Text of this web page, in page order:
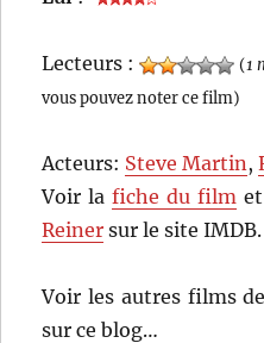
Lecteurs : (1
vous pouvez noter ce film)
Acteurs: Steve Martin,
Voir lafiche du film
Reiner sur le site IMDB.
Voir les autres films
sur ce blog…